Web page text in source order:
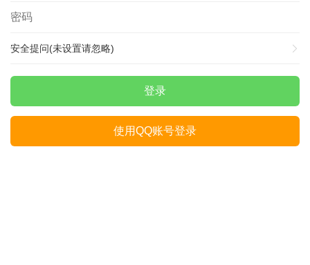
安全提问(未设置请忽略)
登录
使用QQ账号登录